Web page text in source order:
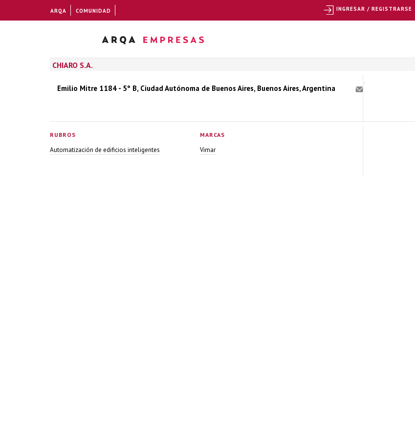
CHIARO S.A.
Emilio Mitre 1184 - 5º B, Ciudad Autónoma de Buenos Aires, Buenos Aires, Argentina
RUBROS
Automatización de edificios inteligentes
MARCAS
Vimar
ARQA COMUNIDAD INGRESAR / REGISTRARSE